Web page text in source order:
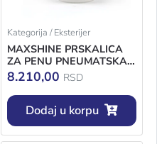
Kategorija / Eksterijer
MAXSHINE PRSKALICA
ZA PENU PNEUMATSKA
MASTER 1L
8.210,00 RSD
Dodaj u korpu